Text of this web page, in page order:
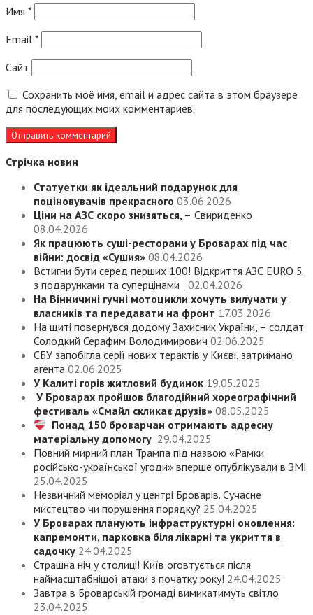
Имя *
Email *
Сайт
Сохранить моё имя, email и адрес сайта в этом браузере
для последующих моих комментариев.
Стрічка новин
Статуетки як ідеальний подарунок для
поціновувачів прекрасного 03.06.2026
Ціни на АЗС скоро знизяться, – Свириденко
08.04.2026
Як працюють суші-ресторани у Броварах під час
війни: досвід «Сушия» 08.04.2026
Встигни бути серед перших 100! Відкриття АЗС EURO 5
з подарунками та суперцінами
02.04.2026
На Вінничині гучні мотоцикли хочуть вилучати у
власників та передавати на фронт 17.03.2026
На щиті повернувся додому Захисник України, – солдат
Солодкий Серафим Володимирович 02.06.2025
СБУ запобігла серії нових терактів у Києві, затримано
агента 02.06.2025
У Калиті горів житловий будинок 19.05.2025
У Броварах пройшов благодійний хореографічний
фестиваль «Смайл скликає друзів» 08.05.2025
Понад 150 броварчан отримають адресну
матеріальну допомогу 29.04.2025
Повний мирний план Трампа під назвою «‎Рамки
російсько-української угоди» вперше опублікували в ЗМІ
25.04.2025
Незвичний меморіал у центрі Броварів. Сучасне
мистецтво чи порушення порядку? 25.04.2025
У Броварах планують інфраструктурні оновлення:
капремонти, парковка біля лікарні та укриття в
садочку 24.04.2025
Страшна ніч у столиці! Київ оговтується після
наймасштабнішої атаки з початку року! 24.04.2025
Завтра в Броварській громаді вимикатимуть світло
23.04.2025